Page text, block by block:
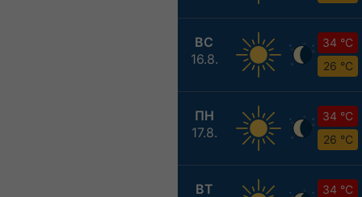
ВС
16.8.
34 °C
26 °C
ПН
17.8.
34 °C
26 °C
ВТ
34 °C